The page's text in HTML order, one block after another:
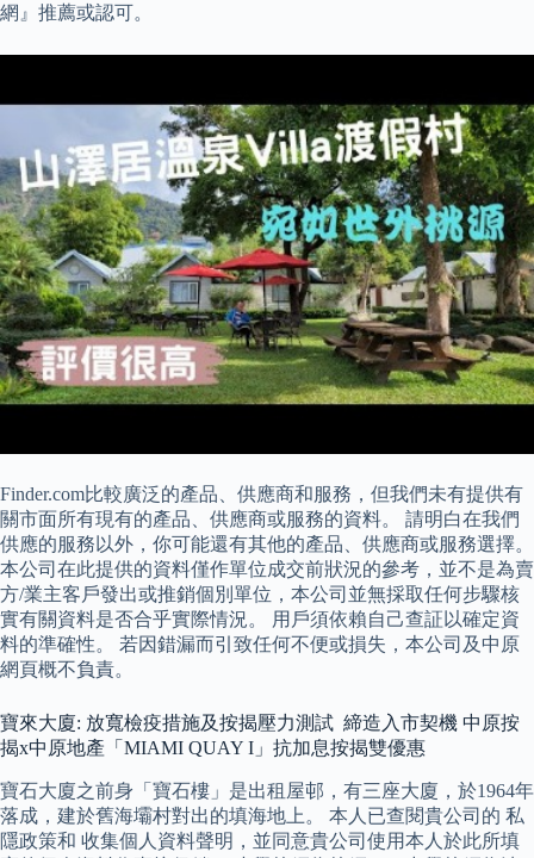
網』推薦或認可。
Finder.com比較廣泛的產品、供應商和服務，但我們未有提供有
關市面所有現有的產品、供應商或服務的資料。 請明白在我們
供應的服務以外，你可能還有其他的產品、供應商或服務選擇。
本公司在此提供的資料僅作單位成交前狀況的參考，並不是為賣
方/業主客戶發出或推銷個別單位，本公司並無採取任何步驟核
實有關資料是否合乎實際情況。 用戶須依賴自己查証以確定資
料的準確性。 若因錯漏而引致任何不便或損失，本公司及中原
網頁概不負責。
寶來大廈: 放寬檢疫措施及按揭壓力測試 締造入市契機 中原按
揭x中原地產「MIAMI QUAY I」抗加息按揭雙優惠
寶石大廈之前身「寶石樓」是出租屋邨，有三座大廈，於1964年
落成，建於舊海壩村對出的填海地上。 本人已查閱貴公司的 私
隱政策和 收集個人資料聲明，並同意貴公司使用本人於此所填